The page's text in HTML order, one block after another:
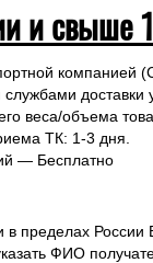
и
компанией
доставки
веса/объема
ТК: 1-3 дня.
— Бесплатно
в пределах
ФИО